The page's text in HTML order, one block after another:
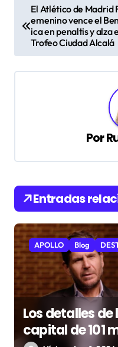
a
e
ó
n
d
e
e
n
t
r
a
d
El Atlético de Madrid
emenino vence el
ica en penaltis y alza
Trofeo Ciudad Alcalá
Por
Entradas
APOLLO Blog
Los detalles
capital de 101